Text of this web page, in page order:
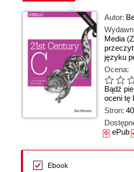
Autor:
Media
języku
Ocena:
Bądź
oceni tę
Stron:
ePub
Ebook